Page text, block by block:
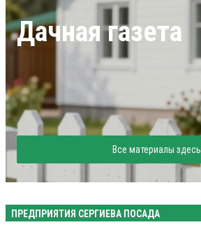
Дачная газета
Все материалы здесь
ПРЕДПРИЯТИЯ СЕРГИЕВА ПОСАДА